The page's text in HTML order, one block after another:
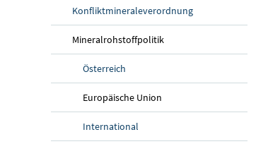
Konfliktmineraleverordnung
Mineralrohstoffpolitik
Österreich
Europäische Union
International